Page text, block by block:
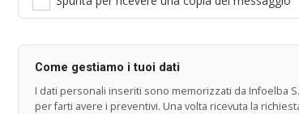
Come gestiamo i tuoi dati
I dati personali inseriti sono memorizzati da Infoelba
per farti avere i preventivi. Una volta ricevuta la